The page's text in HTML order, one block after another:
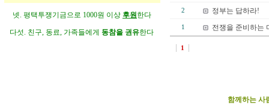
넷. 평택투쟁기금으로 1000원 이상 후원한다
다섯. 친구, 동료, 가족들에게동참을 권유한다
2 정부는 답하라!
1 전쟁을 준비하는
1
함께하는 사